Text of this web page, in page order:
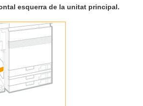
esquerra de la unitat principal.